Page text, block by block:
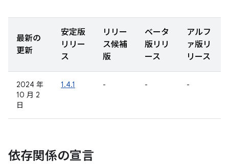
最新の
更新
安定版
リリー
ス
リリー
ス候補
版
ベータ
版リリ
ース
アルフ
ァ版リ
リース
2024 年
10 月 2
日
1.4.1 - - -
依存関係の宣言